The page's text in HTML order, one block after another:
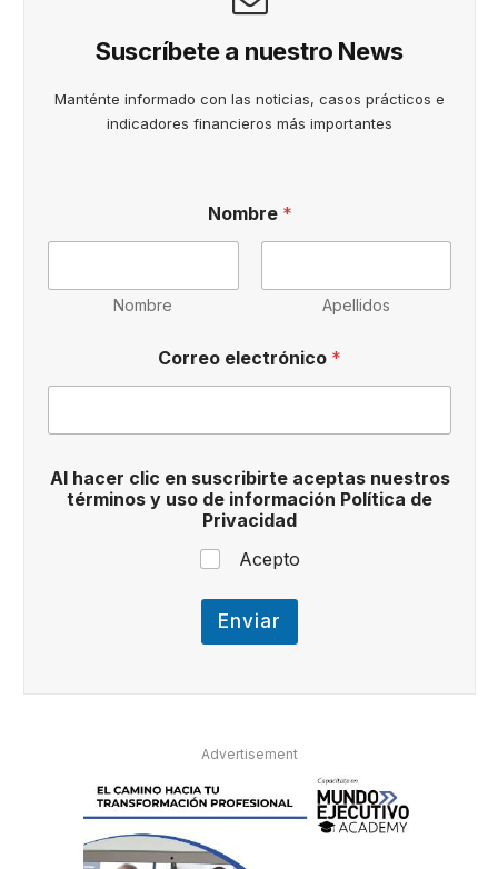
Suscríbete a nuestro News
Manténte informado con las noticias, casos prácticos e
indicadores financieros más importantes
Nombre *
Nombre Apellidos
Correo electrónico *
o
r
r
o
o
m
b
Al hacer clic en suscribirte aceptas nuestros
términos y uso de información Política de
Privacidad
Acepto
Enviar
Advertisement